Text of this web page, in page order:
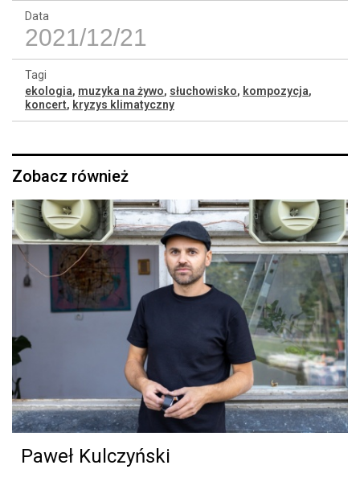
Data
2021/12/21
Tagi
ekologia, muzyka na żywo, słuchowisko, kompozycja,
koncert, kryzys klimatyczny
Zobacz również
Paweł Kulczyński